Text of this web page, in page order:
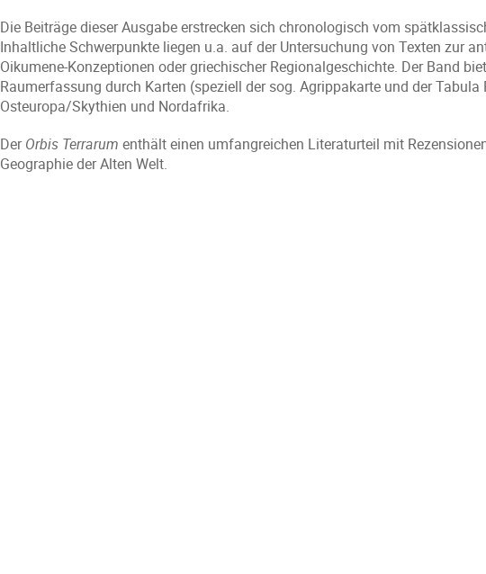
Die Beiträge dieser Ausgabe erstrecken sich chronologisch vom
Inhaltliche Schwerpunkte liegen u.a. auf der Untersuchung von Texten zur
Oikumene-Konzeptionen oder griechischer Regionalgeschichte. Der Band
Raumerfassung durch Karten (speziell der sog. Agrippakarte und der
Osteuropa/Skythien und Nordafrika.
DerOrbis Terrarum enthält einen umfangreichen Literaturteil mit
Geographie der Alten Welt.